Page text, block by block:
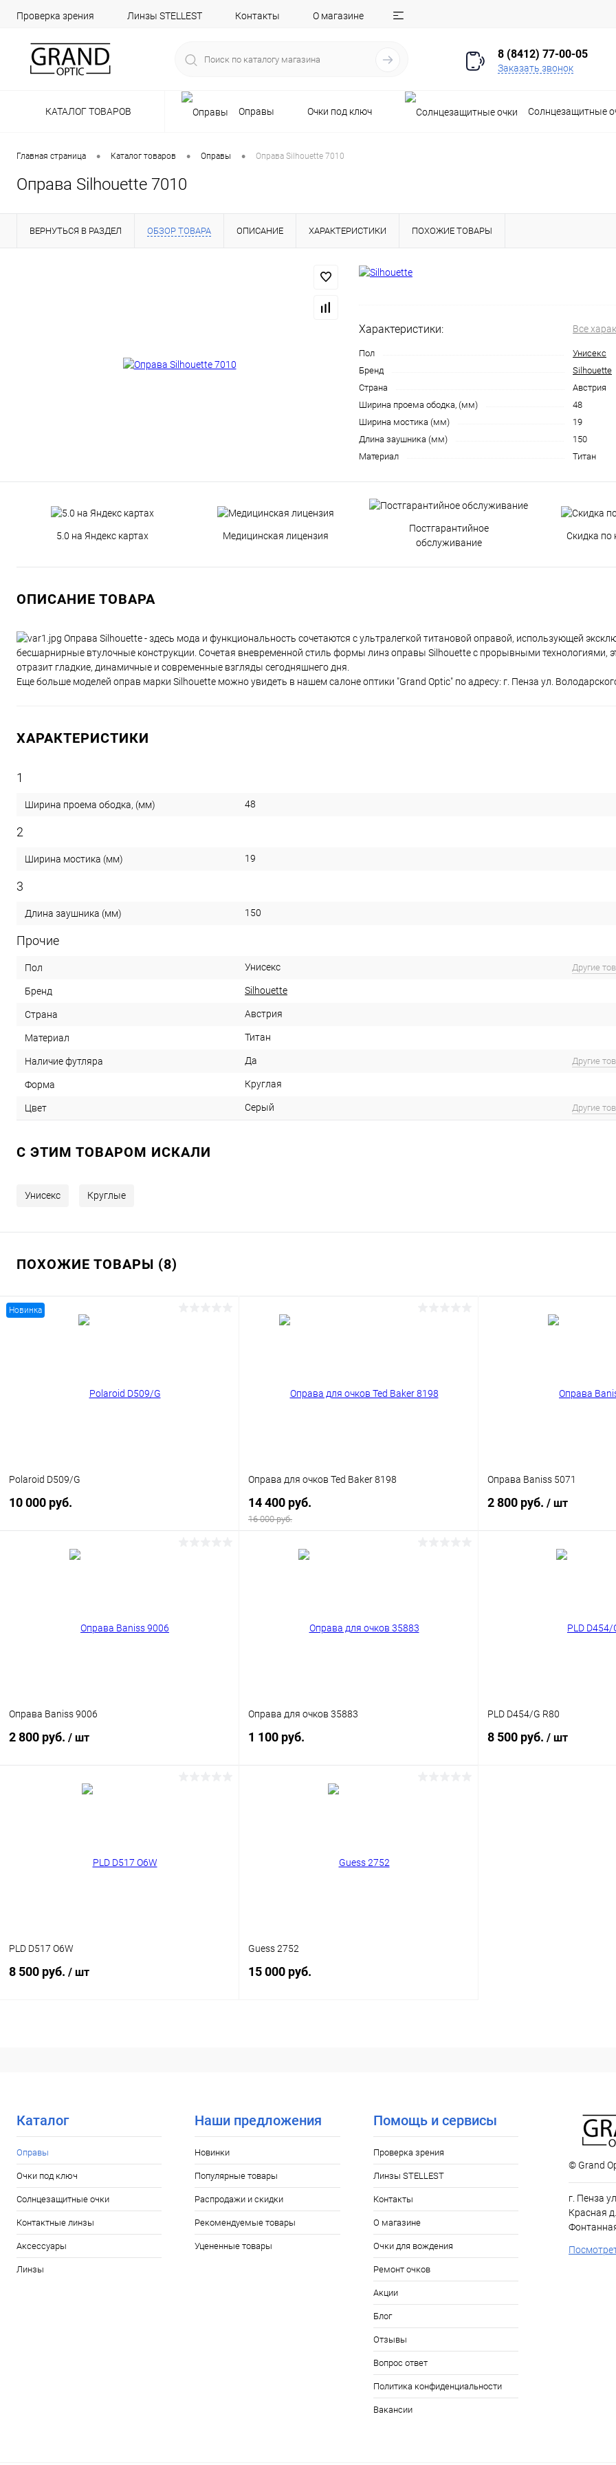
Проверка зрения Линзы STELLEST Контакты О магазине
8 (8412) 77-00-05
Заказать звонок
КАТАЛОГ ТОВАРОВ Оправы Очки под ключ Солнцезащитные
Главная страница • Каталог товаров • Оправы • Оправа Silhouette 7010
Оправа Silhouette 7010
ВЕРНУТЬСЯ В РАЗДЕЛ ОБЗОР ТОВАРА ОПИСАНИЕ ХАРАКТЕРИСТИКИ ПОХОЖИЕ ТОВАРЫ
Характеристики: Все
Пол
Унисекс
Бренд
Silhouette
Страна
Австрия
Ширина проема ободка, (мм)
48
Ширина мостика (мм)
19
Длина заушника (мм)
150
Материал
Титан
5.0 на Яндекс картах Медицинская лицензия
Постгарантийное
обслуживание
Скидка по
ОПИСАНИЕ ТОВАРА
Оправа Silhouette - здесь мода и функциональность сочетаются с ультралегкой титановой оправой, использующей
бесшарнирные втулочные конструкции. Сочетая вневременной стиль формы линз оправы Silhouette с прорывными технологиями,
отразит гладкие, динамичные и современные взгляды сегодняшнего дня.
Еще больше моделей оправ марки Silhouette можно увидеть в нашем салоне оптики "Grand Optic" по адресу: г. Пенза ул.
ХАРАКТЕРИСТИКИ
1
Ширина проема ободка, (мм) 48
2
Ширина мостика (мм) 19
3
Длина заушника (мм) 150
Прочие
Пол Унисекс Другие
Бренд Silhouette
Страна Австрия
Материал Титан
Наличие футляра Да Другие
Форма Круглая
Цвет Серый Другие
C ЭТИМ ТОВАРОМ ИСКАЛИ
Унисекс Круглые
ПОХОЖИЕ ТОВАРЫ (8)
Новинка
Polaroid D509/G
10 000 руб.
Оправа для очков Ted Baker 8198
14 400 руб.
16 000 руб.
Оправа Baniss 5071
2 800 руб. / шт
Оправа Baniss 9006
2 800 руб. / шт
Оправа для очков 35883
1 100 руб.
PLD D454/G R80
8 500 руб. / шт
PLD D517 O6W
8 500 руб. / шт
Guess 2752
15 000 руб.
Каталог
Оправы
Очки под ключ
Солнцезащитные очки
Контактные линзы
Аксессуары
Линзы
Наши предложения
Новинки
Популярные товары
Распродажи и скидки
Рекомендуемые товары
Уцененные товары
Помощь и сервисы
Проверка зрения
Линзы STELLEST
Контакты
О магазине
Очки для вождения
Ремонт очков
Акции
Блог
Отзывы
Вопрос ответ
Политика конфиденциальности
Вакансии
© Grand
г. Пенза
Красная